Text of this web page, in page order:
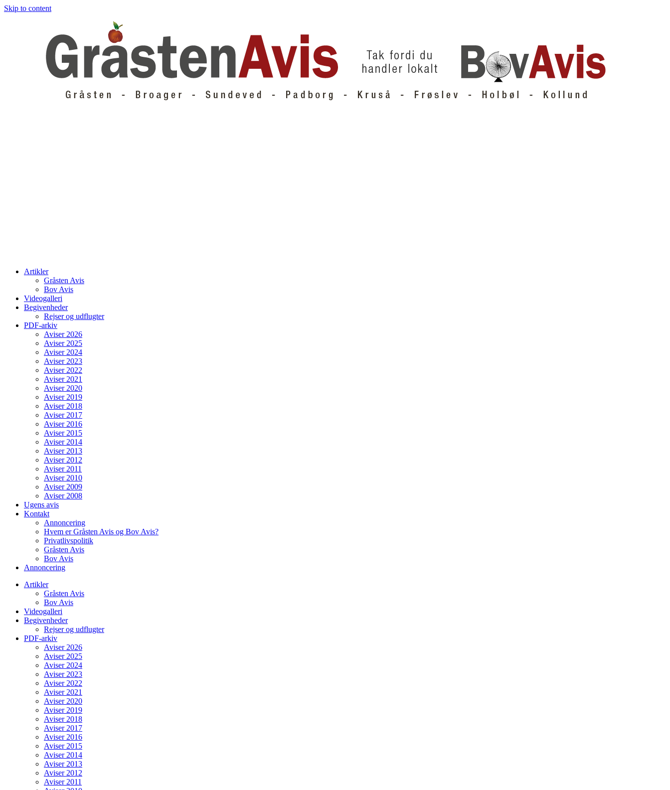
Skip to content
Artikler
Gråsten Avis
Bov Avis
Videogalleri
Begivenheder
Rejser og udflugter
PDF-arkiv
Aviser 2026
Aviser 2025
Aviser 2024
Aviser 2023
Aviser 2022
Aviser 2021
Aviser 2020
Aviser 2019
Aviser 2018
Aviser 2017
Aviser 2016
Aviser 2015
Aviser 2014
Aviser 2013
Aviser 2012
Aviser 2011
Aviser 2010
Aviser 2009
Aviser 2008
Ugens avis
Kontakt
Annoncering
Hvem er Gråsten Avis og Bov Avis?
Privatlivspolitik
Gråsten Avis
Bov Avis
Annoncering
Artikler
Gråsten Avis
Bov Avis
Videogalleri
Begivenheder
Rejser og udflugter
PDF-arkiv
Aviser 2026
Aviser 2025
Aviser 2024
Aviser 2023
Aviser 2022
Aviser 2021
Aviser 2020
Aviser 2019
Aviser 2018
Aviser 2017
Aviser 2016
Aviser 2015
Aviser 2014
Aviser 2013
Aviser 2012
Aviser 2011